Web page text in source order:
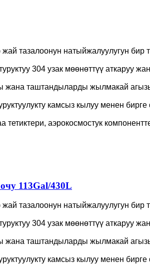
тазалоонун натыйжалуулугун бир
304 узак мөөнөттүү аткаруу
жана таштандыларды жылмакай
камсыз кылуу менен бирге
аэрокосмостук
113Gal/430L
тазалоонун натыйжалуулугун бир
304 узак мөөнөттүү аткаруу
жана таштандыларды жылмакай
камсыз кылуу менен бирге